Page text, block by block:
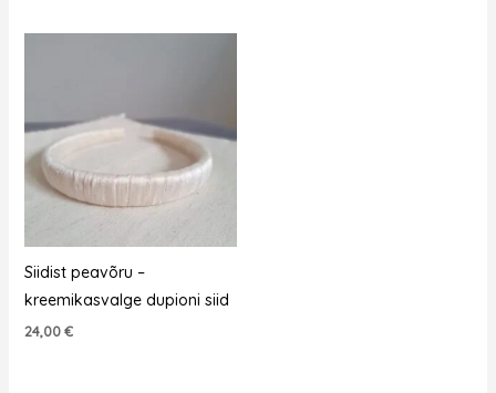
Siidist peavõru –
kreemikasvalge dupioni siid
24,00€